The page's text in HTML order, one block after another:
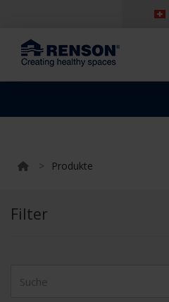
> Produkte
Filter